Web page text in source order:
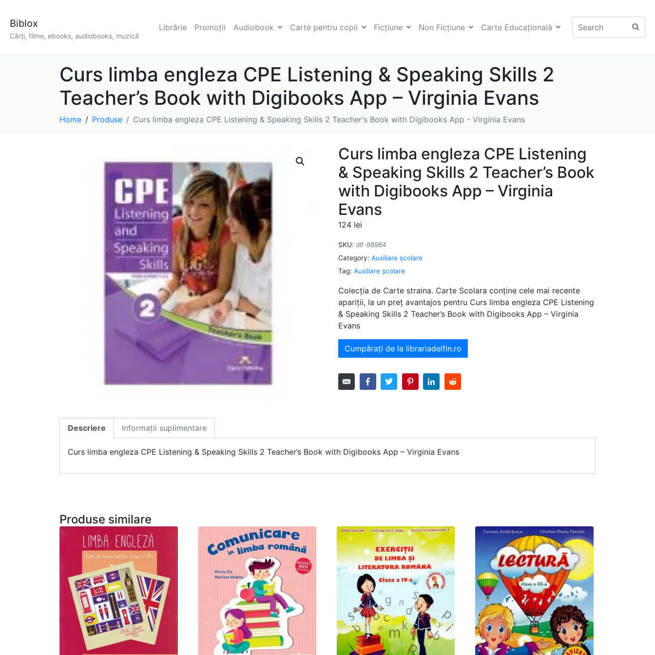
Biblox
Cărți, filme, ebooks, audiobooks, muzică
Librărie Promoții Audiobook Carte pentru copii Ficţiune Non Ficţiune Carte Educaţională
Curs limba engleza CPE Listening & Speaking Skills 2
Teacher’s Book with Digibooks App – Virginia Evans
Home Produse Curs limba engleza CPE Listening & Speaking Skills 2 Teacher's Book with Digibooks App - Virginia Evans
Curs limba engleza CPE Listening
& Speaking Skills 2 Teacher’s Book
with Digibooks App – Virginia
Evans
124 lei
SKU: dlf-88984
Category: Auxiliare şcolare
Tag: Auxiliare şcolare
Colecția de Carte straina. Carte Scolara conține cele mai recente
apariții, la un preț avantajos pentru Curs limba engleza CPE Listening
& Speaking Skills 2 Teacher’s Book with Digibooks App – Virginia
Evans
Cumpărați de la librariadelfin.ro
Descriere Informații suplimentare
Curs limba engleza CPE Listening & Speaking Skills 2 Teacher’s Book with Digibooks App – Virginia Evans
Produse similare